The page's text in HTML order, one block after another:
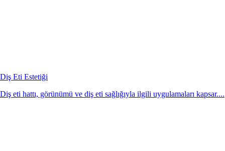
Diş Eti Estetiği
Diş eti hattı, görünümü ve diş eti sağlığıyla ilgili uygulamaları kapsar....